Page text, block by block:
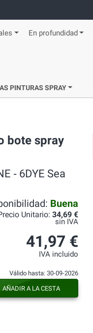
En profundidad
PINTURAS SPRAY
bote spray
‐ 6DYE Sea
Buena
Unitario: 34,69 €
sin IVA
41,97 €
IVA incluido
Válido hasta: 30-09-2026
AÑADIR A LA CESTA